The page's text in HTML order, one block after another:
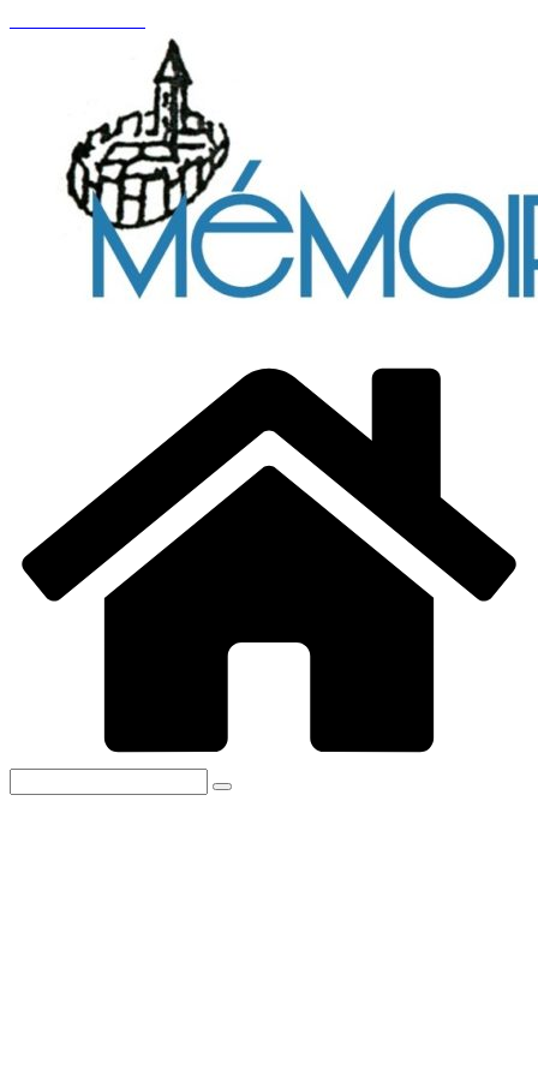
Passer au contenu